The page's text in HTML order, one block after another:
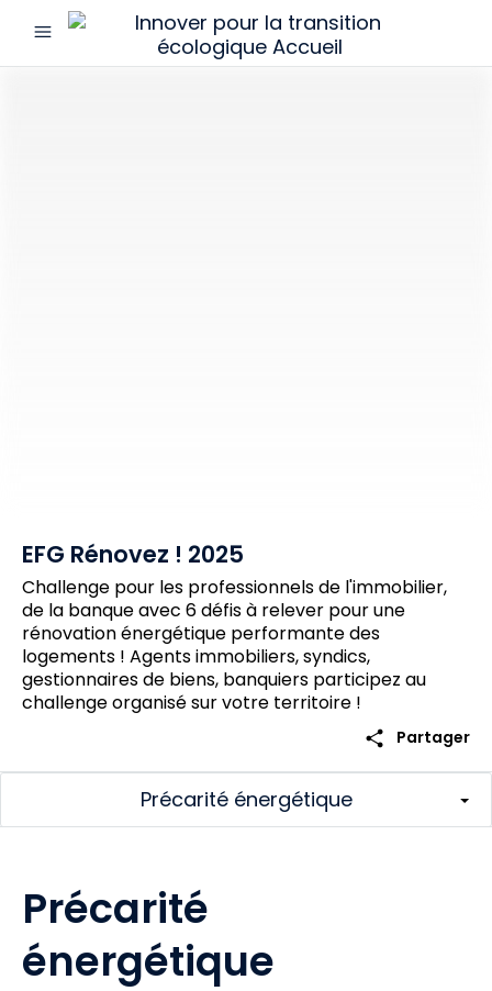
menu
Innover
EFG Rénovez ! 2025
Challenge pour les professionnels de l'immobilier,
de la banque avec 6 défis à relever pour une
rénovation énergétique performante des
logements ! Agents immobiliers, syndics,
gestionnaires de biens, banquiers participez au
challenge organisé sur votre territoire !
share Partager
Précarité énergétique
Précarité
énergétique